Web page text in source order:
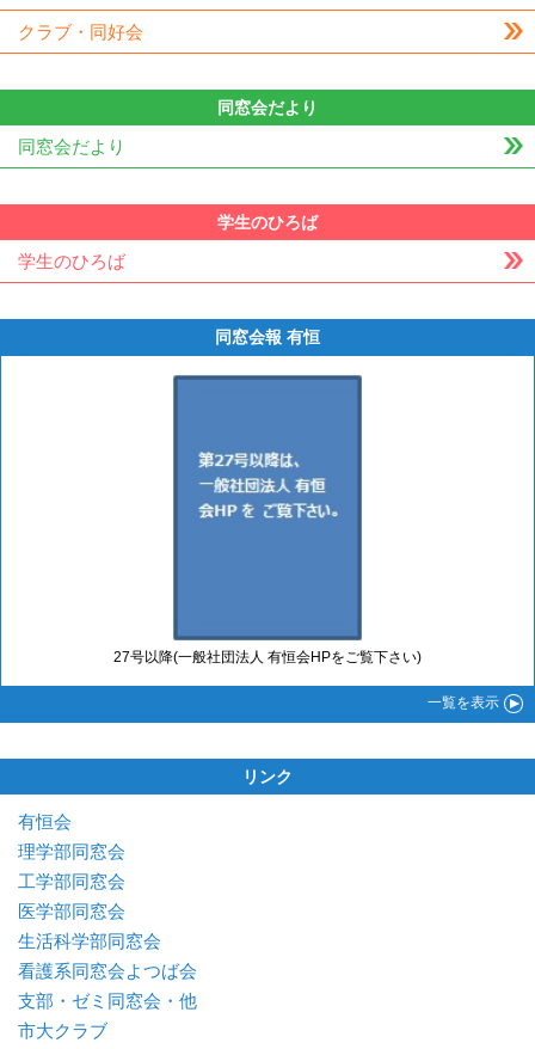
クラブ・同好会
同窓会だより
同窓会だより
学生のひろば
学生のひろば
同窓会報 有恒
27号以降(一般社団法人 有恒会HPをご覧下さい)
一覧を表示
リンク
有恒会
理学部同窓会
工学部同窓会
医学部同窓会
生活科学部同窓会
看護系同窓会よつば会
支部・ゼミ同窓会・他
市大クラブ